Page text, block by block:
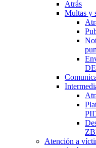
Atrás
Multas y
Atención a